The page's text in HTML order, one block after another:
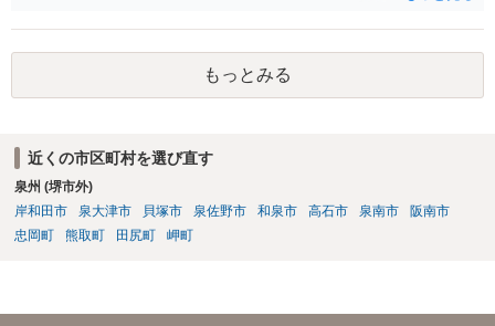
り、会社側は請求できない可能性が高そうです。
もっとみる
近くの市区町村を選び直す
泉州 (堺市外)
岸和田市
泉大津市 貝塚市 泉佐野市 和泉市 高石市 泉南市
阪南市
忠岡町
熊取町 田尻町 岬町